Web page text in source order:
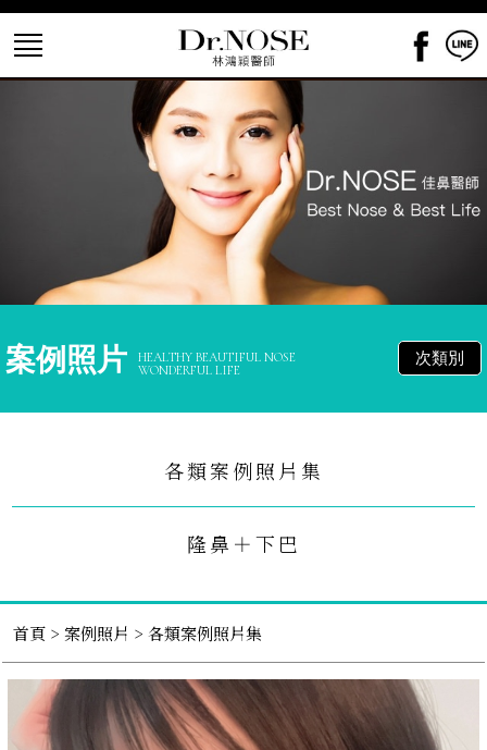
案例照片
HEALTHY BEAUTIFUL NOSE
WONDERFUL LIFE
次類別
各類案例照片集
隆鼻＋下巴
首頁 > 案例照片 > 各類案例照片集